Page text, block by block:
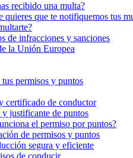
recibido una multa?
quieres que te notifiquemos tus
de infracciones y sanciones
la Unión Europea
permisos y puntos
certificado de conductor
y justificante de puntos
el permiso por puntos?
de permisos y puntos
segura y eficiente